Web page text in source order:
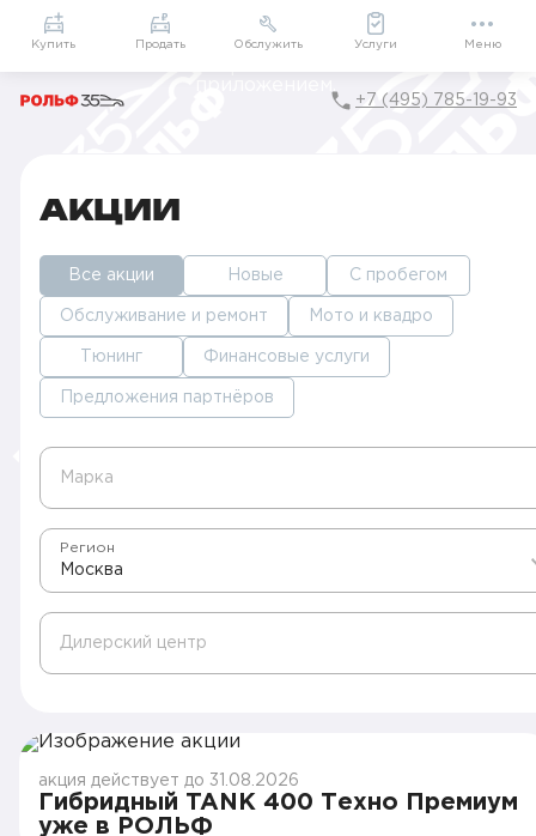
Приложение
Мой РОЛЬФ
Подарки внутри
+7 (495) 785-19-93
АКЦИИ
Все акции Новые С пробегом
Обслуживание и ремонт Мото и квадро
Тюнинг Финансовые услуги
Предложения партнёров
Марка
Москва
Регион
Дилерский центр
акция действует до 31.08.2026
Гибридный TANK 400 Техно Премиум
уже в РОЛЬФ
Купить Продать Обслужить Услуги Меню